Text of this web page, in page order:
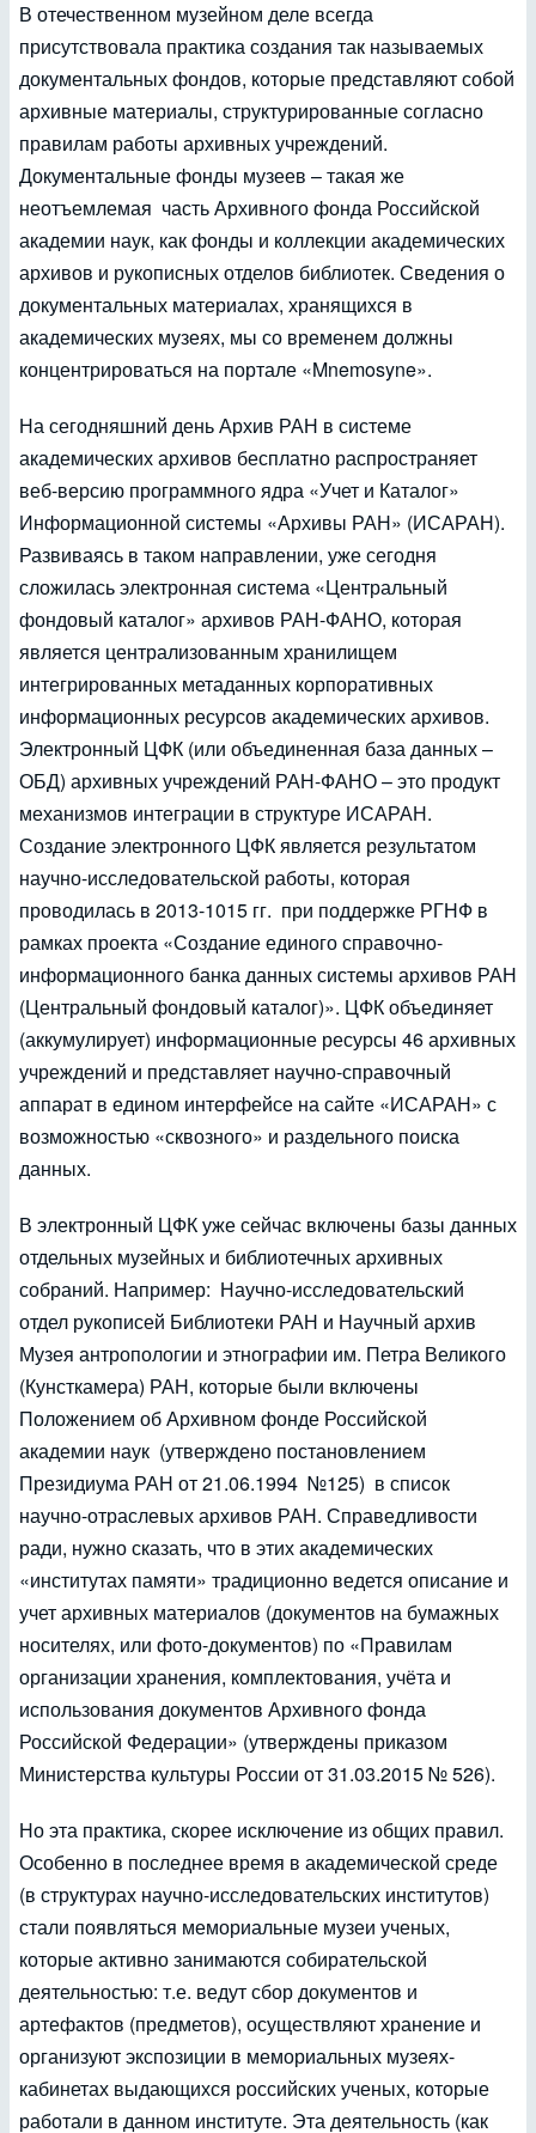
В отечественном музейном деле всегда
присутствовала практика создания так называемых
документальных фондов, которые представляют собой
архивные материалы, структурированные согласно
правилам работы архивных учреждений.
Документальные фонды музеев – такая же
неотъемлемая часть Архивного фонда Российской
академии наук, как фонды и коллекции академических
архивов и рукописных отделов библиотек. Сведения о
документальных материалах, хранящихся в
академических музеях, мы со временем должны
концентрироваться на портале «Mnemosyne».
На сегодняшний день Архив РАН в системе
академических архивов бесплатно распространяет
веб-версию программного ядра «Учет и Каталог»
Информационной системы «Архивы РАН» (ИСАРАН).
Развиваясь в таком направлении, уже сегодня
сложилась электронная система «Центральный
фондовый каталог» архивов РАН-ФАНО, которая
является централизованным хранилищем
интегрированных метаданных корпоративных
информационных ресурсов академических архивов.
Электронный ЦФК (или объединенная база данных –
ОБД) архивных учреждений РАН-ФАНО – это продукт
механизмов интеграции в структуре ИСАРАН.
Создание электронного ЦФК является результатом
научно-исследовательской работы, которая
проводилась в 2013-1015 гг. при поддержке РГНФ в
рамках проекта «Создание единого справочно-
информационного банка данных системы архивов РАН
(Центральный фондовый каталог)». ЦФК объединяет
(аккумулирует) информационные ресурсы 46 архивных
учреждений и представляет научно-справочный
аппарат в едином интерфейсе на сайте «ИСАРАН» с
возможностью «сквозного» и раздельного поиска
данных.
В электронный ЦФК уже сейчас включены базы данных
отдельных музейных и библиотечных архивных
собраний. Например: Научно-исследовательский
отдел рукописей Библиотеки РАН и Научный архив
Музея антропологии и этнографии им. Петра Великого
(Кунсткамера) РАН, которые были включены
Положением об Архивном фонде Российской
академии наук (утверждено постановлением
Президиума РАН от 21.06.1994 №125) в список
научно-отраслевых архивов РАН. Справедливости
ради, нужно сказать, что в этих академических
«институтах памяти» традиционно ведется описание и
учет архивных материалов (документов на бумажных
носителях, или фото-документов) по «Правилам
организации хранения, комплектования, учёта и
использования документов Архивного фонда
Российской Федерации» (утверждены приказом
Министерства культуры России от 31.03.2015 № 526).
Но эта практика, скорее исключение из общих правил.
Особенно в последнее время в академической среде
(в структурах научно-исследовательских институтов)
стали появляться мемориальные музеи ученых,
которые активно занимаются собирательской
деятельностью: т.е. ведут сбор документов и
артефактов (предметов), осуществляют хранение и
организуют экспозиции в мемориальных музеях-
кабинетах выдающихся российских ученых, которые
работали в данном институте. Эта деятельность (как